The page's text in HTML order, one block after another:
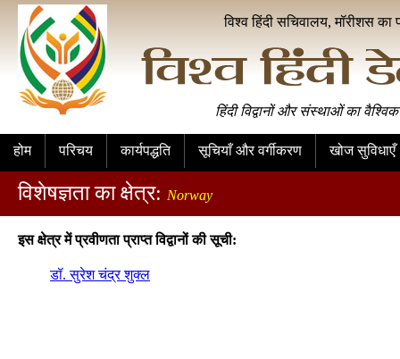
विश्व हिंदी सचिवालय, मॉरीशस का
हिंदी विद्वानों और संस्थाओं का
होम परिचय कार्यपद्धति सूचियाँ और वर्गीकरण खोज सुविधाएँ
विशेषज्ञता का क्षेत्र: Norway
इस क्षेत्र में प्रवीणता प्राप्त विद्वानों की सूची:
डॉ. सुरेश चंद्र शुक्ल